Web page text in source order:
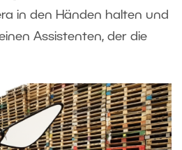
in den Händen halten und
Assistenten, der die